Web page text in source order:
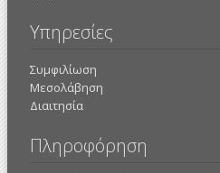
Υπηρεσίες
Συμφιλίωση
Μεσολάβηση
Διαιτησία
Πληροφόρηση